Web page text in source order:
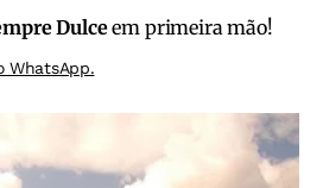
Dulceem primeira mão!
WhatsApp.